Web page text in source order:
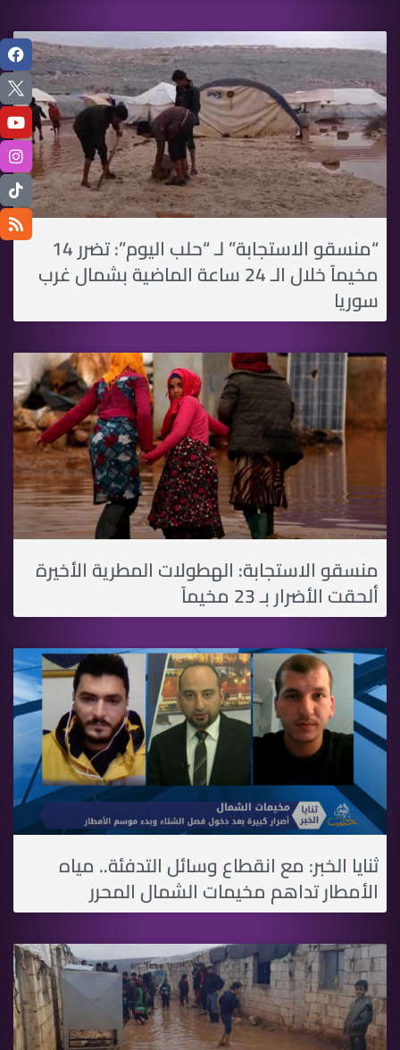
“منسقو الاستجابة” لـ “حلب اليوم”: تضرر 14
مخيماً خلال الـ 24 ساعة الماضية بشمال غرب
سوريا
منسقو الاستجابة: الهطولات المطرية الأخيرة
ألحقت الأضرار بـ 23 مخيماً
ثنايا الخبر: مع انقطاع وسائل التدفئة.. مياه
الأمطار تداهم مخيمات الشمال المحرر